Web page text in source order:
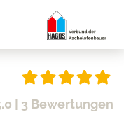
| 3 Bewertungen